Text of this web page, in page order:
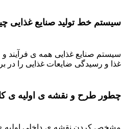
سیستم خط تولید صنایع
سیستم صنایع غذایی همه ی
غذا و رسیدگی ضایعات غذایی را در بردارد. صنایع غذایی اساسا شامل 4 بخش می باشد: بخش
چطور طرح و نقشه ی اولیه ی
مشخص کردن نقشه ی داخلی اولیه ی